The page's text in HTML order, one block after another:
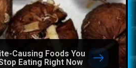
Causing Foods You
Eating Right Now